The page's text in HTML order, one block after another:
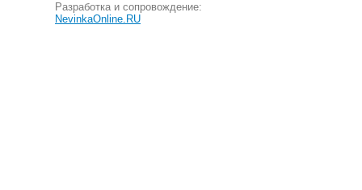
Разработка и сопровождение:
NevinkaOnline.RU